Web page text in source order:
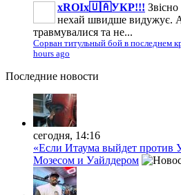
xROIx🇺🇦УКР!!!
нехай швидше видужує.
травмувалися та не...
Сорван титульный бой в последнем
hours ago
Последние новости
сегодня, 14:16
«Если Итаума выйдет против
Мозесом и Уайлдером